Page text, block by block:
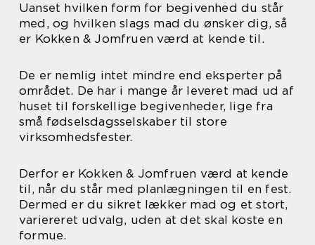
Uanset hvilken form for begivenhed du står
med, og hvilken slags mad du ønsker dig, så
er Kokken & Jomfruen værd at kende til.
De er nemlig intet mindre end eksperter på
området. De har i mange år leveret mad ud af
huset til forskellige begivenheder, lige fra
små fødselsdagsselskaber til store
virksomhedsfester.
Derfor er Kokken & Jomfruen værd at kende
til, når du står med planlægningen til en fest.
Dermed er du sikret lækker mad og et stort,
variereret udvalg, uden at det skal koste en
formue.